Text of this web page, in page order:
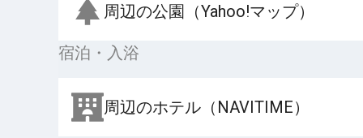
周辺の公園（Yahoo!マップ）
宿泊・入浴
周辺のホテル（NAVITIME）